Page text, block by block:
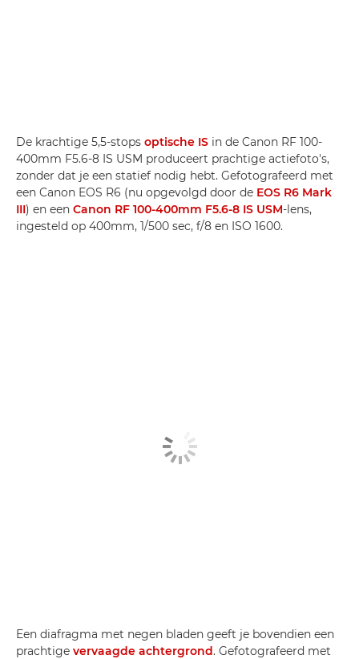
De krachtige 5,5-stops optische IS in de Canon RF 100-
400mm F5.6-8 IS USM produceert prachtige actiefoto's,
zonder dat je een statief nodig hebt. Gefotografeerd met
een Canon EOS R6 (nu opgevolgd door de EOS R6 Mark
III) en een Canon RF 100-400mm F5.6-8 IS USM-lens,
ingesteld op 400mm, 1/500 sec, f/8 en ISO 1600.
Een diafragma met negen bladen geeft je bovendien een
prachtige vervaagde achtergrond. Gefotografeerd met